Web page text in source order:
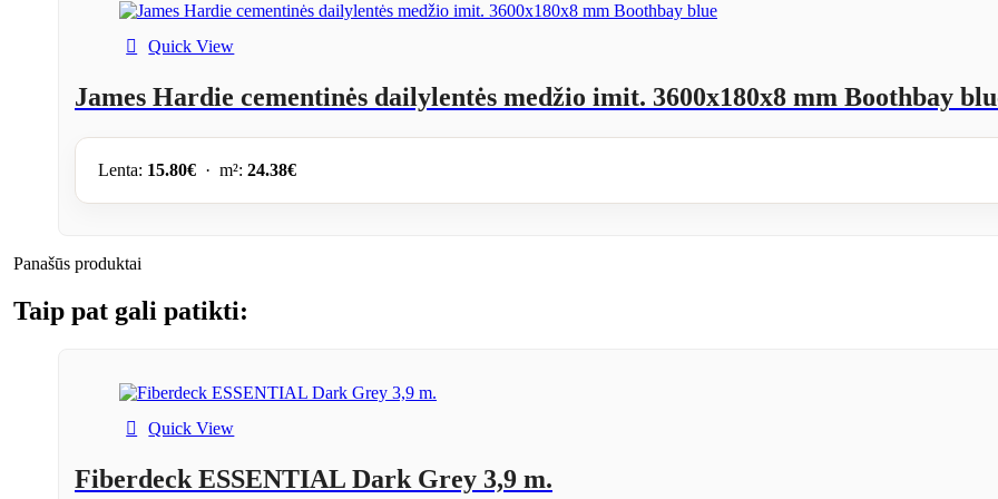
Quick View
James Hardie cementinės dailylentės medžio imit. 3600x180x8 mm Boothbay
Lenta: 15.80€ · m²: 24.38€
Panašūs produktai
Taip pat gali patikti:
Quick View
Fiberdeck ESSENTIAL Dark Grey 3,9 m.